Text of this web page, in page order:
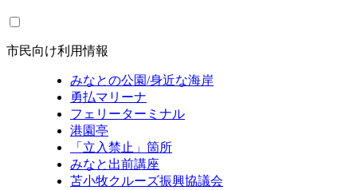
市民向け利用情報
みなとの公園/身近な海岸
勇払マリーナ
フェリーターミナル
港園亭
「立入禁止」箇所
みなと出前講座
苫小牧クルーズ振興協議会